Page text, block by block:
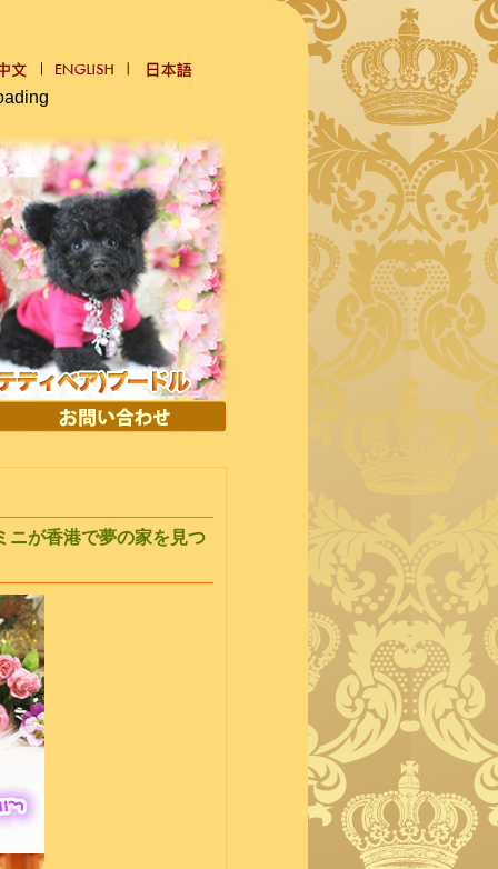
ニが香港で夢の家を見つ